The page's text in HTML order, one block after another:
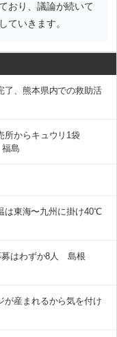
おり、議論が続いて
ていきます。
了、熊本県内での救助活
所からキュウリ1袋
島
は東海〜九州に掛け40℃
募はわずか8人 島根
が産まれるから気を付け